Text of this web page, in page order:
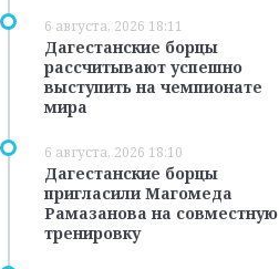
6 августа, 2026 18:11
Дагестанские борцы
рассчитывают успешно
выступить на чемпионате
мира
6 августа, 2026 18:10
Дагестанские борцы
пригласили Магомеда
Рамазанова на совместную
тренировку